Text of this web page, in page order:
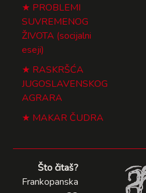
PROBLEMI
SUVREMENOG
ŽIVOTA (socijalni
eseji)
RASKRŠĆA
JUGOSLAVENSKOG
AGRARA
MAKAR ČUDRA
Što čitaš?
Frankopanska